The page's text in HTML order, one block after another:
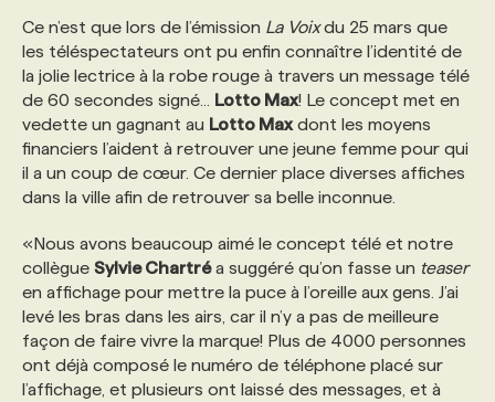
TENDANCES
ÉVÉNEMENTIEL
NOS AUTEUR‧RICES
ANNONCEZ AVEC NOUS
NOS FORMATEUR‧RICES
POURQUOI CHOISIR NOS FORMATIONS
NOS TARIFS
PROGRAMMES DE SUBVENTIONS
FAQ
NOS EXPERTISES
FAQ
ANNONCEZ AVEC NOUS
Ce n’est que lors de l’émission La Voixdu 25 mars que
les téléspectateurs ont pu enfin connaître l’identité de
la jolie lectrice à la robe rouge à travers un message télé
de 60 secondes signé... Lotto Max! Le concept met en
vedette un gagnant au Lotto Max dont les moyens
financiers l’aident à retrouver une jeune femme pour qui
il a un coup de cœur. Ce dernier place diverses affiches
dans la ville afin de retrouver sa belle inconnue.
«Nous avons beaucoup aimé le concept télé et notre
collègue Sylvie Chartréa suggéré qu’on fasse un teaser
en affichage pour mettre la puce à l’oreille aux gens. J’ai
levé les bras dans les airs, car il n’y a pas de meilleure
façon de faire vivre la marque! Plus de 4000 personnes
ont déjà composé le numéro de téléphone placé sur
l’affichage, et plusieurs ont laissé des messages, et à